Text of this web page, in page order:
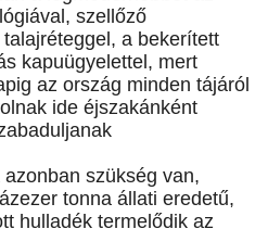
szellőző
a bekerített
kapuügyelettel, mert
az ország minden tájáról
ide éjszakánként
szükség van,
tonna állati eredetű,
hulladék termelődik az